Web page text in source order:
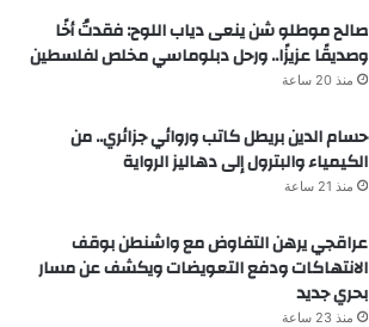
صالح موطلو شن ينعى دياب اللوح: فقدتُ أخًا
وصديقًا عزيزًا.. ورحل دبلوماسي مخلص لفلسطين
منذ 20 ساعة
حسام الدين بريطل كاتب وروائي جزائري.. من
الكيمياء والبترول إلى دهاليز الرواية
منذ 21 ساعة
عراقجي يرهن التفاوض مع واشنطن بوقف
الانتهاكات ودفع التعويضات ويكشف عن مسار
بحري جديد
منذ 23 ساعة